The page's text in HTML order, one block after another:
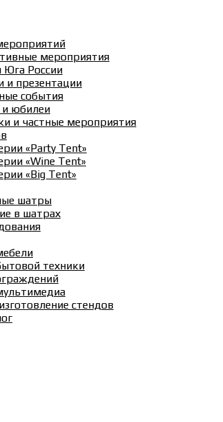
мероприятия
Юга России
и презентации
события
юбилеи
и частные мероприятия
«Party Tent»
«Wine Tent»
«Big Tent»
шатры
в шатрах
техники
стендов